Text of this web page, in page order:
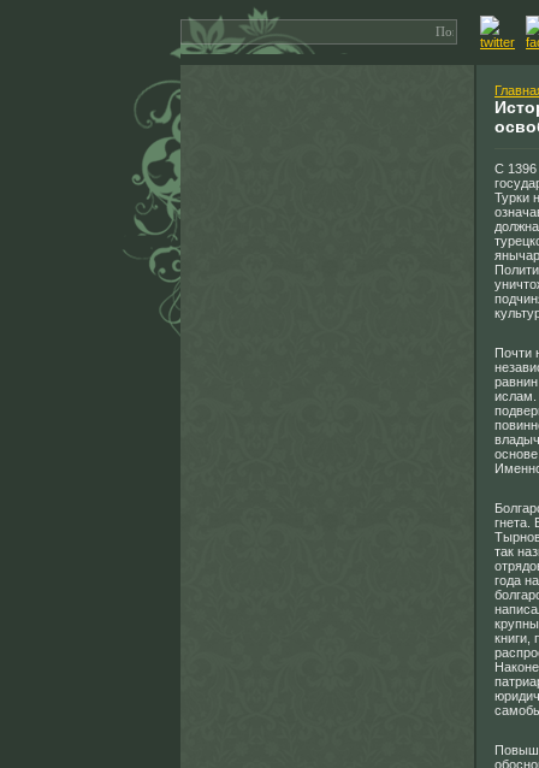
С 1396
Турки
Почти
ислам.
гнета.
так
года
книги,